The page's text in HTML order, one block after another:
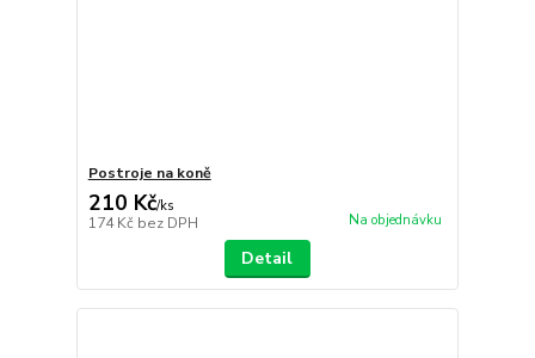
Postroje na koně
210 Kč/ks
174 Kč bez DPH Na objednávku
Detail